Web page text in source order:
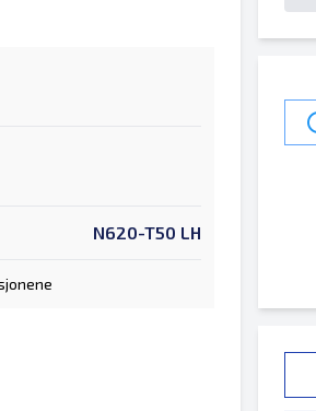
N620-T50 LH